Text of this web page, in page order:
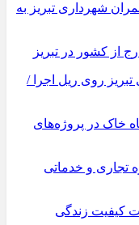
شهرداری تبریز به
از کشور در تبریز
روی ریل اجرا /
خاک در پروژه‌های
تجاری و خدماتی
کیفیت زندگی